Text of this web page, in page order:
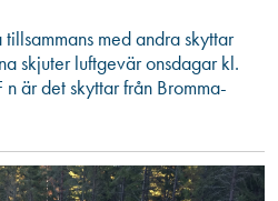
med andra skyttar
skjuter luftgevär onsdagar kl.
är det skyttar från Bromma-